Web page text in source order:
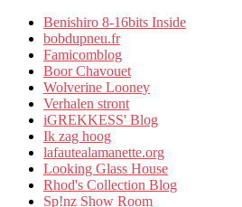
Benishiro 8-16bits Inside
bobdupneu.fr
Famicomblog
Boor Chavouet
Wolverine Looney
Verhalen stront
iGREKKESS' Blog
Ik zag hoog
lafautealamanette.org
Looking Glass House
Rhod's Collection Blog
Sp!nz Show Room